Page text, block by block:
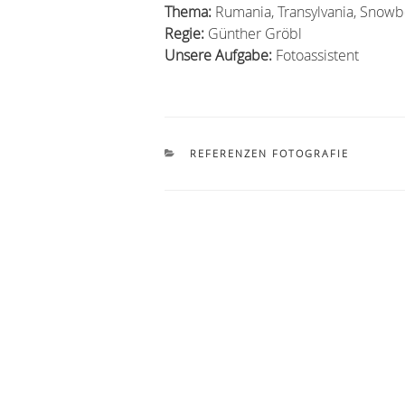
Thema: Rumania, Transylvania,
Regie: Günther Gröbl
Unsere Aufgabe: Fotoassistent
KATEGORIEN
REFERENZEN FOTOGRAFIE